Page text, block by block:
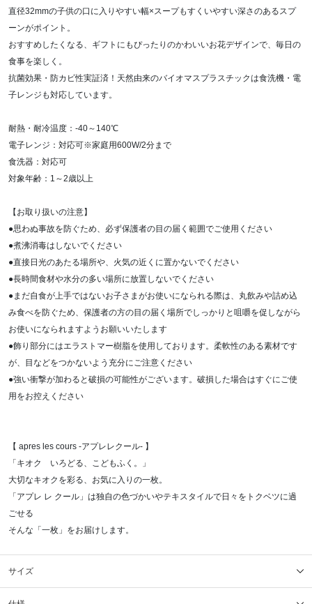
直径32mmの子供の口に入りやすい幅×スープもすくいやすい深さのあるスプ
ーンがポイント。
おすすめしたくなる、ギフトにもぴったりのかわいいお花デザインで、毎日の
食事を楽しく。
抗菌効果・防カビ性実証済！天然由来のバイオマスプラスチックは食洗機・電
子レンジも対応しています。
耐熱・耐冷温度：-40～140℃
電子レンジ：対応可※家庭用600W/2分まで
食洗器：対応可
対象年齢：1～2歳以上
【お取り扱いの注意】
●思わぬ事故を防ぐため、必ず保護者の目の届く範囲でご使用ください
●煮沸消毒はしないでください
●直接日光のあたる場所や、火気の近くに置かないでください
●長時間食材や水分の多い場所に放置しないでください
●まだ自食が上手ではないお子さまがお使いになられる際は、丸飲みや詰め込
み食べを防ぐため、保護者の方の目の届く場所でしっかりと咀嚼を促しながら
お使いになられますようお願いいたします
●飾り部分にはエラストマー樹脂を使用しております。柔軟性のある素材です
が、目などをつかないよう充分にご注意ください
●強い衝撃が加わると破損の可能性がございます。破損した場合はすぐにご使
用をお控えください
【 apres les cours -アプレレクール- 】
「キオク いろどる、こどもふく。」
大切なキオクを彩る、お気に入りの一枚。
「アプレ レ クール」は独自の色づかいやテキスタイルで日々をトクベツに過
ごせる
そんな「一枚」をお届けします。
サイズ